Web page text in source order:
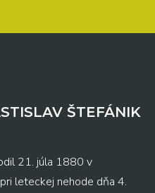
ŠTEFÁNIK
21. júla 1880 v
leteckej nehode dňa 4.